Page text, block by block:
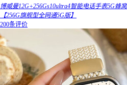
博威曼12G+256Gs10ultra4智能电话手表5G蜂
【256G旗舰型全网通5G版】
200条评价